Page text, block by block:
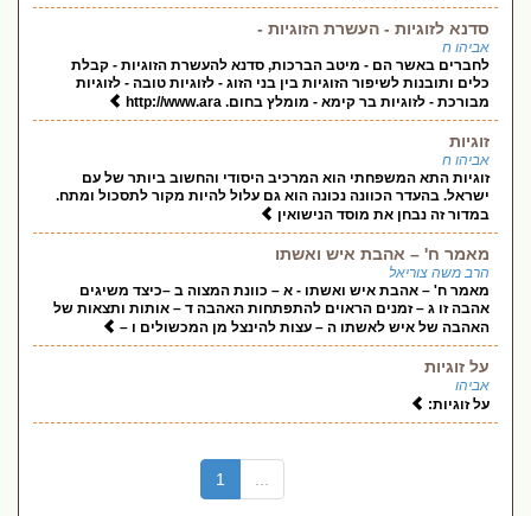
סדנא לזוגיות - העשרת הזוגיות -
אביהו ח
לחברים באשר הם - מיטב הברכות, סדנא להעשרת הזוגיות - קבלת
כלים ותובנות לשיפור הזוגיות בין בני הזוג - לזוגיות טובה - לזוגיות
מבורכת - לזוגיות בר קימא - מומלץ בחום. http://www.ara
זוגיות
אביהו ח
זוגיות התא המשפחתי הוא המרכיב היסודי והחשוב ביותר של עם
ישראל. בהעדר הכוונה נכונה הוא גם עלול להיות מקור לתסכול ומתח.
במדור זה נבחן את מוסד הנישואין
מאמר ח' – אהבת איש ואשתו
הרב משה צוריאל
מאמר ח' – אהבת איש ואשתו - א – כוונת המצוה ב –כיצד משיגים
אהבה זו ג – זמנים הראוים להתפתחות האהבה ד – אותות ותצאות של
האהבה של איש לאשתו ה – עצות להינצל מן המכשולים ו –
על זוגיות
אביהו
על זוגיות:
1